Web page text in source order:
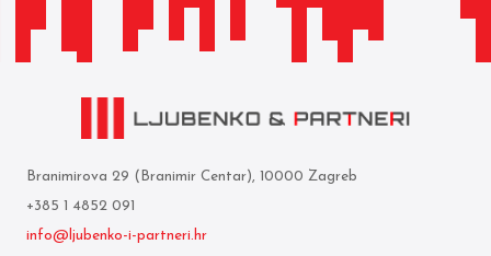
Branimirova 29 (Branimir Centar), 10000 Zagreb
+385 1 4852 091
info@ljubenko-i-partneri.hr